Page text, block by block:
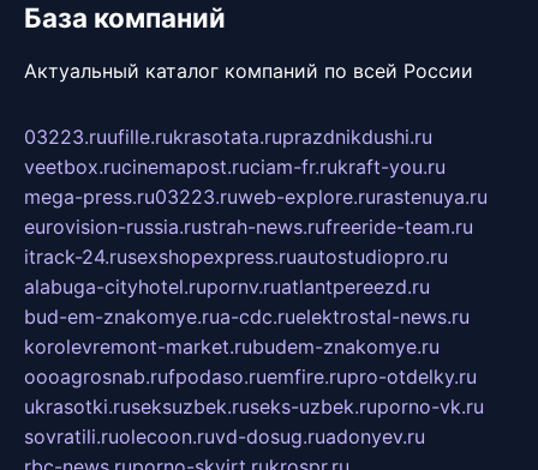
База компаний
Актуальный каталог компаний по всей России
03223.ruufille.rukrasotata.ruprazdnikdushi.ru
veetbox.rucinemapost.ruciam-fr.rukraft-you.ru
mega-press.ru03223.ruweb-explore.rurastenuya.ru
eurovision-russia.rustrah-news.rufreeride-team.ru
itrack-24.rusexshopexpress.ruautostudiopro.ru
alabuga-cityhotel.rupornv.ruatlantpereezd.ru
bud-em-znakomye.rua-cdc.ruelektrostal-news.ru
korolevremont-market.rubudem-znakomye.ru
oooagrosnab.rufpodaso.ruemfire.rupro-otdelky.ru
ukrasotki.ruseksuzbek.ruseks-uzbek.ruporno-vk.ru
sovratili.ruolecoon.ruvd-dosug.ruadonyev.ru